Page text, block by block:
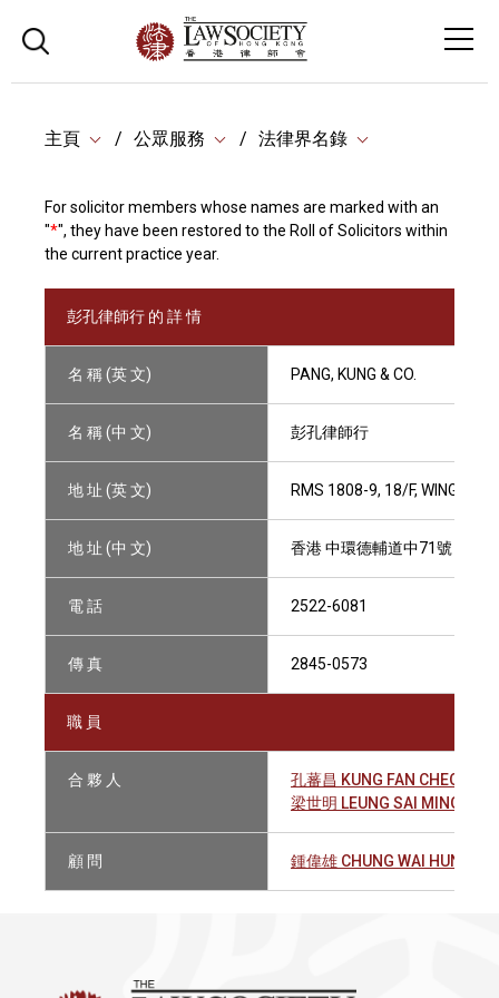
主頁 公眾服務 法律界名錄
For solicitor members whose names are marked with an
"*", they have been restored to the Roll of Solicitors within
the current practice year.
彭孔律師行 的 詳 情
名 稱 (英 文) PANG, KUNG & CO.
名 稱 (中 文) 彭孔律師行
地 址 (英 文) RMS 1808-9, 18/F, WING ON
地 址 (中 文) 香港 中環德輔道中71號 永安
電 話 2522-6081
傳 真 2845-0573
職 員
合 夥 人
孔蕃昌 KUNG FAN CHEONG
梁世明 LEUNG SAI MING
顧 問 鍾偉雄 CHUNG WAI HUNG,